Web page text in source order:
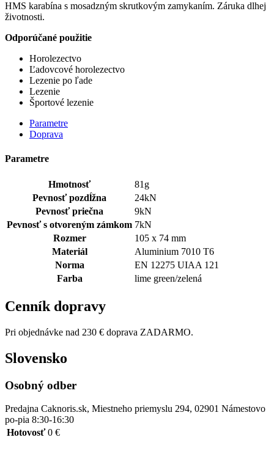
HMS karabína s mosadzným skrutkovým zamykaním. Záruka dlhej
životnosti.
Odporúčané použitie
Horolezectvo
Ľadovcové horolezectvo
Lezenie po ľade
Lezenie
Športové lezenie
Parametre
Doprava
Parametre
Hmotnosť
81g
Pevnosť pozdĺžna
24kN
Pevnosť priečna
9kN
Pevnosť s otvoreným zámkom 7kN
Rozmer
105 x 74 mm
Materiál
Aluminium 7010 T6
Norma
EN 12275 UIAA 121
Farba
lime green/zelená
Cenník dopravy
Pri objednávke nad 230 € doprava ZADARMO.
Slovensko
Osobný odber
Predajna Caknoris.sk, Miestneho priemyslu 294, 02901 Námestovo
po-pia 8:30-16:30
Hotovosť 0 €